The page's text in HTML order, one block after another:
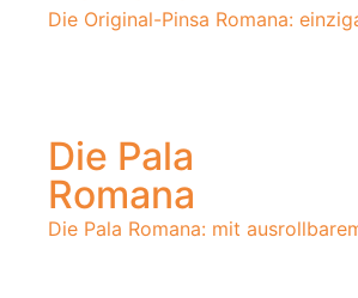
Die Original-Pinsa Romana:
Die Pala
Romana
Die Pala Romana: mit